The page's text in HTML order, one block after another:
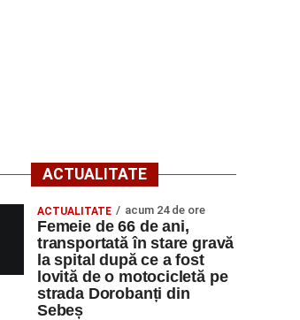
ACTUALITATE
ACTUALITATE acum 24 de ore
Femeie de 66 de ani,
transportată în stare gravă
la spital după ce a fost
lovită de o motocicletă pe
strada Dorobanți din
Sebeș